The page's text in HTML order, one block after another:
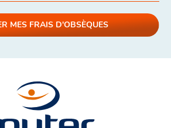
MES FRAIS D'OBSÈQUES